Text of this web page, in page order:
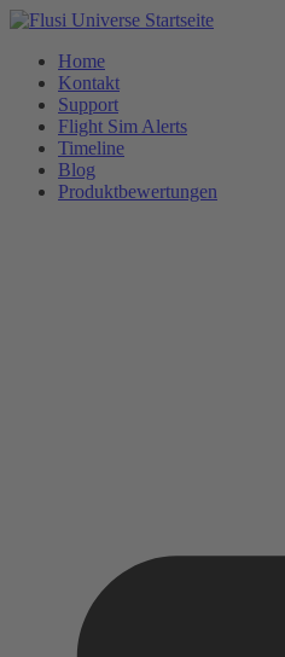
Home
Kontakt
Support
Flight Sim Alerts
Timeline
Blog
Produktbewertungen